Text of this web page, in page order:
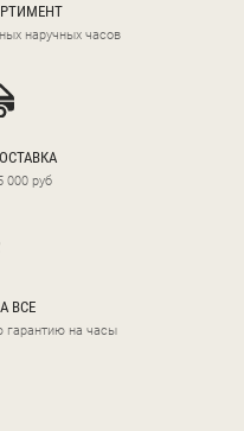
наручных часов
000 руб
ВСЕ
гарантию на часы